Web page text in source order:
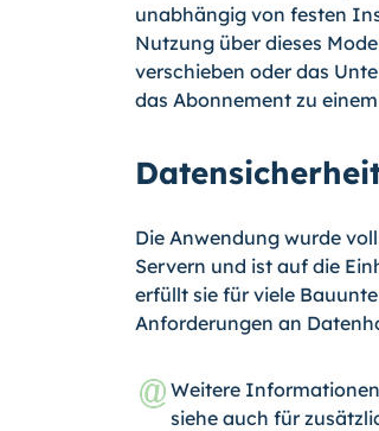
unabhängig von festen
Nutzung über dieses
verschieben oder das
das Abonnement zu
Die Anwendung wurde
Servern und ist auf die
erfüllt sie für viele
Anforderungen an
Weitere
siehe auch für